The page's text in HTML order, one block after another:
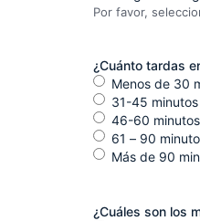
Por favor,
¿Cuánto tardas
Menos de 30
31-45 minutos
46-60 minutos
61 – 90
Más de 90
¿Cuáles son los